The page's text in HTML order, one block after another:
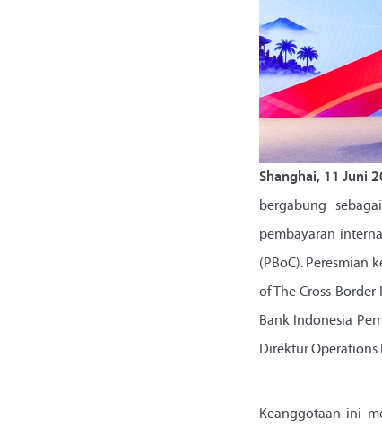
Shanghai, 11 Juni
bergabung
pembayaran
(PBoC). Peresmian
of The Cross-
Bank Indonesia
Direktur Operations
Keanggotaan ini